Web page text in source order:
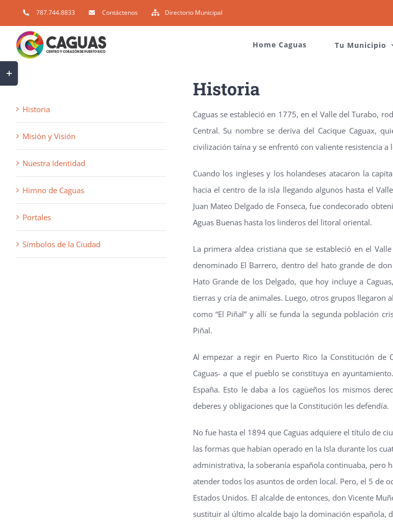
to
content
787.744.8833 Contáctenos Directorio Municipal
Home Caguas Tu Municipio
Historia
Misión y Visión
Nuestra Identidad
Himno de Caguas
Portales
Símbolos de la Ciudad
Historia
Caguas se estableció en 1775, en el Valle del Turabo,
Central. Su nombre se deriva del Cacique Caguax,
civilización taína y se enfrentó con valiente resistencia a
Cuando los ingleses y los holandeses atacaron la
hacia el centro de la isla llegando algunos hasta el
Juan Mateo Delgado de Fonseca, fue condecorado
Aguas Buenas hasta los linderos del litoral oriental.
La primera aldea cristiana que se estableció en el
denominado El Barrero, dentro del hato grande de
Hato Grande de los Delgado, que hoy incluye a
tierras y cría de animales. Luego, otros grupos llegaron
como “El Piñal” y allí se funda la segunda población
Piñal.
Al empezar a regir en Puerto Rico la Constitución
Caguas- a que el pueblo se constituya en
España. Esto le daba a los cagüeños los mismos
deberes y obligaciones que la Constitución les defendía.
No fue hasta el 1894 que Caguas adquiere el título de
las formas que habían operado en la Isla durante los
administrativa, la soberanía española continuaba, pero
atender todos los asuntos de orden local. Pero, el 5 de
Estados Unidos. El alcalde de entonces, don Vicente
sustituir al último alcalde bajo la dominación española,
Toggle
Sliding